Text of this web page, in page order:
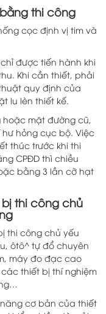
thi công
cọc định vị tim và
được tiến hành khi
Khi cần thiết, phải
quy định của
lu lèn thiết kế.
hoặc mặt đường cũ,
hỏng cục bộ. Việc
thúc trước khi thi
CPĐD thì chiều
bằng 3 lần cỡ hạt
thi công chủ
thi công chủ yếu
ôtô^ tự đổ chuyên
máy đo đạc cao
thiết bị thí nghiệm
cơ bản của thiết